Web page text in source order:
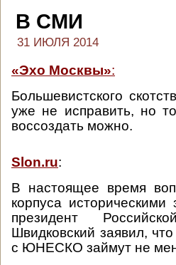
В СМИ
31 ИЮЛЯ 2014
«Эхо Москвы»:
Большевистского
уже не исправить, но
воссоздать можно.
Slon.ru:
В настоящее время
корпуса
президент
Швидковский заявил,
с ЮНЕСКО займут не